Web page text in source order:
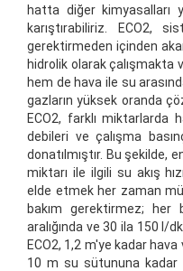
hatta diğer kimyasalları
karıştırabiliriz. ECO2,
gerektirmeden içinden
hidrolik olarak çalışmakta
hem de hava ile su
gazların yüksek oranda
ECO2, farklı miktarlarda
debileri ve çalışma
donatılmıştır. Bu şekilde,
miktarı ile ilgili su akış
elde etmek her zaman
bakım gerektirmez; her
aralığında ve 30 ila 150 l/
ECO2, 1,2 m'ye kadar
10 m su sütununa kadar